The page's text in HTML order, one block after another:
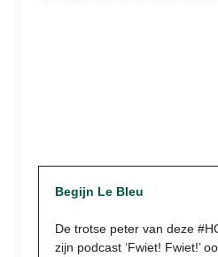
Begijn Le Bleu
De trotse peter van deze
zijn podcast ‘Fwiet! Fwiet!’